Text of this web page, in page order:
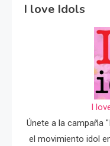
I love Idols
I
Únete a la campaña
el movimiento idol